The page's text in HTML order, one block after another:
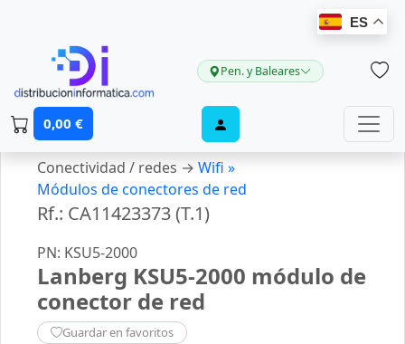
ES
Pen. y Baleares
0,00 €
Conectividad / redes → Wifi »
Módulos de conectores de red
Rf.: CA11423373 (T.1)
PN: KSU5-2000
Lanberg KSU5-2000 módulo de
conector de red
Guardar en favoritos